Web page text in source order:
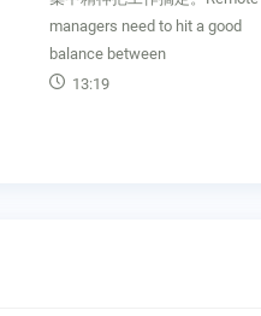
managers need to hit a good
balance between
13:19